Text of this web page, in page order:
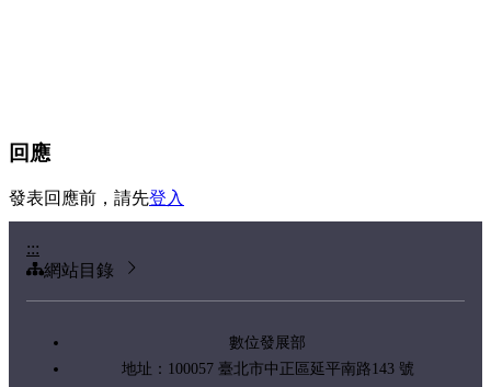
回應
發表回應前，請先登入
:::
網站目錄
數位發展部
地址：100057 臺北市中正區延平南路143 號